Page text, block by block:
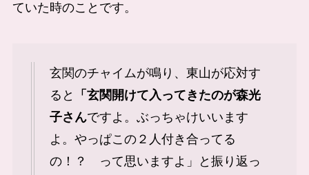
ていた時のことです。
玄関のチャイムが鳴り、東山が応対す
ると
「玄関開けて入ってきたのが森光
子さんですよ。ぶっちゃけいいます
よ。やっぱこの２人付き合ってる
の！？ って思いますよ」と振り返っ